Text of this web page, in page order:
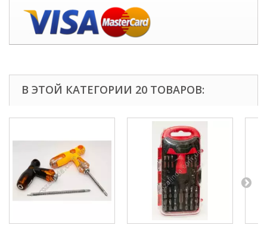
В ЭТОЙ КАТЕГОРИИ 20 ТОВАРОВ: